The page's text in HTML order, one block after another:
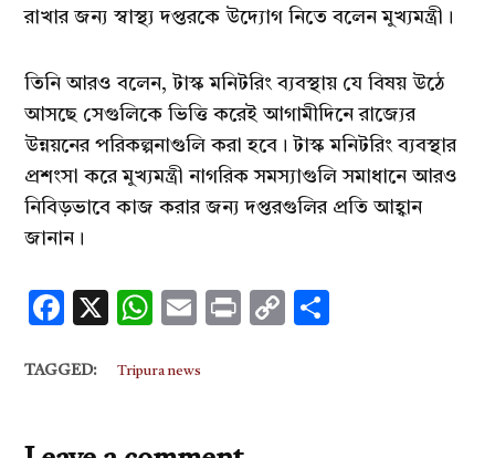
রাখার জন্য স্বাস্থ্য দপ্তরকে উদ্যোগ নিতে বলেন মুখ্যমন্ত্রী।
তিনি আরও বলেন, টাস্ক মনিটরিং ব্যবস্থায় যে বিষয় উঠে
আসছে সেগুলিকে ভিত্তি করেই আগামীদিনে রাজ্যের
উন্নয়নের পরিকল্পনাগুলি করা হবে। টাস্ক মনিটরিং ব্যবস্থার
প্রশংসা করে মুখ্যমন্ত্রী নাগরিক সমস্যাগুলি সমাধানে আরও
নিবিড়ভাবে কাজ করার জন্য দপ্তরগুলির প্রতি আহ্বান
জানান।
Facebook
X WhatsApp
EmailPrintCopy
TAGGED: Tripura news